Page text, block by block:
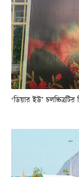
‘ডিয়ার ইউ’